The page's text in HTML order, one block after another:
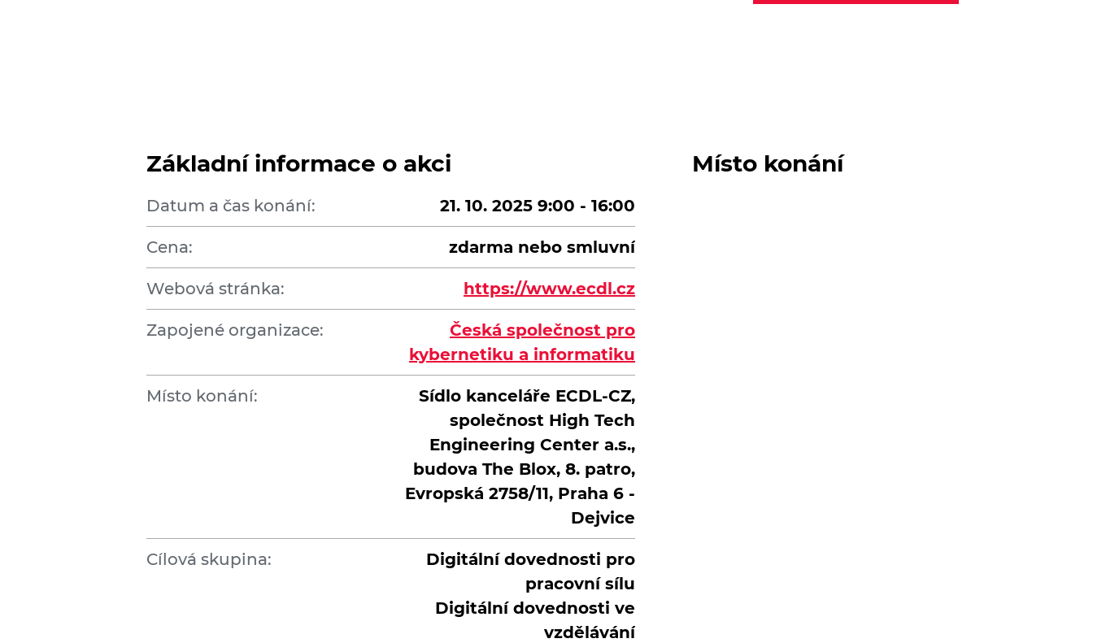
Základní informace o akci
Datum a čas konání: 21. 10. 2025 9:00 - 16:00
Cena: zdarma nebo smluvní
Webová stránka: https://www.ecdl.cz
Zapojené organizace:
Česká společnost pro
kybernetiku a informatiku
Místo konání:
Sídlo kanceláře ECDL-CZ,
společnost High Tech
Engineering Center a.s.,
budova The Blox, 8. patro,
Evropská 2758/11, Praha 6 -
Dejvice
Cílová skupina:
Digitální dovednosti pro
pracovní sílu
Digitální dovednosti ve
vzdělávání
Místo konání